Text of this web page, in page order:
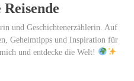
und Geschichtenerzählerin. Auf
Geheimtipps und Inspiration für
und entdecke die Welt!